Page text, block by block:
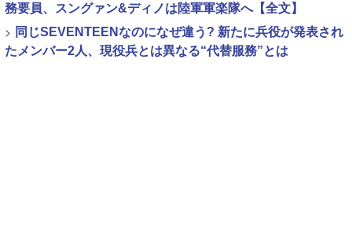
務要員、スングァン&ディノは陸軍軍楽隊へ【全文】
> 同じSEVENTEENなのになぜ違う? 新たに兵役が発表され
たメンバー2人、現役兵とは異なる“代替服務”とは